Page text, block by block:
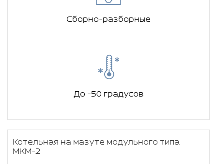
Сборно-разборные
До -50 градусов
Котельная на мазуте модульного типа
МКМ-2